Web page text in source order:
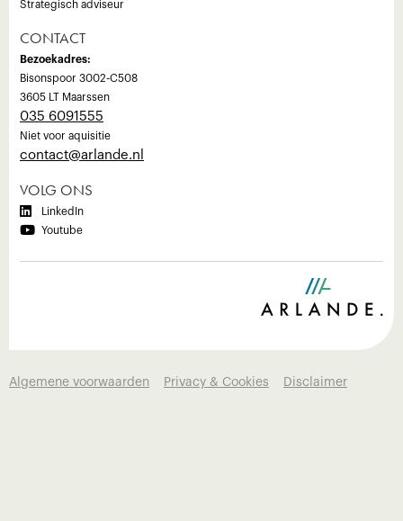
Strategisch adviseur
CONTACT
Bezoekadres:
Bisonspoor 3002-C508
3605 LT Maarssen
035 6091555
Niet voor aquisitie
‍contact@arlande.nl
VOLG ONS
 LinkedIn
 Youtube
Algemene voorwaarden Privacy & Cookies Disclaimer